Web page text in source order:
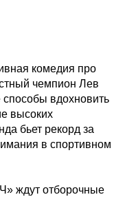
комедия про
чемпион Лев
способы вдохновить
высоких
бьет рекорд за
в спортивном
ждут отборочные